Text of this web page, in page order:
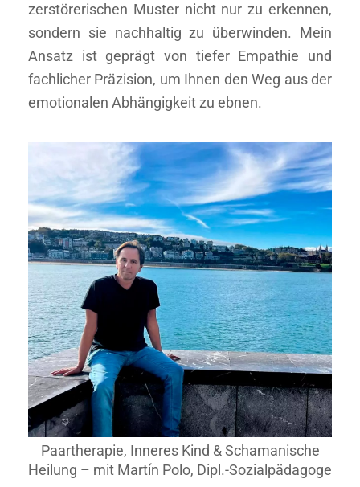
zerstörerischen Muster nicht nur zu erkennen,
sondern sie nachhaltig zu überwinden. Mein
Ansatz ist geprägt von tiefer Empathie und
fachlicher Präzision, um Ihnen den Weg aus der
emotionalen Abhängigkeit zu ebnen.
Paartherapie, Inneres Kind & Schamanische
Heilung – mit Martín Polo, Dipl.-Sozialpädagoge